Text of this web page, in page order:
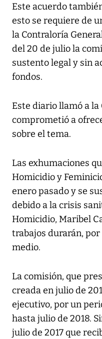
Este acuerdo
esto se requiere de
la Contraloría
del 20 de julio la
sustento legal y sin
fondos.
Este diario llamó a la
comprometió a
sobre el tema.
Las exhumaciones
Homicidio y
enero pasado y se
debido a la crisis
Homicidio, Maribel
trabajos durarán,
medio.
La comisión, que
creada en julio de
ejecutivo, por un
hasta julio de 2018.
julio de 2017 que